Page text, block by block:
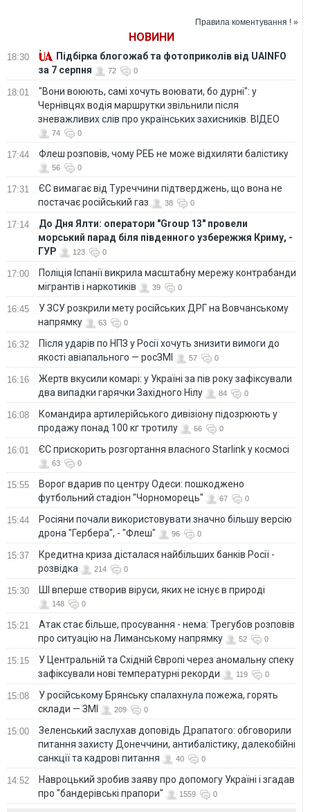
Правила коментування ! »
НОВИНИ
18:30
Підбірка блогожаб та фотоприколів від UAINFO
за 7 серпня
72 0
18:01
"Вони воюють, самі хочуть воювати, бо дурні": у
Чернівцях водія маршрутки звільнили після
зневажливих слів про українських захисників. ВІДЕО
74 0
17:44 Флеш розповів, чому РЕБ не може відхиляти балістику
56 0
17:31
ЄС вимагає від Туреччини підтверджень, що вона не
постачає російський газ
38 0
17:14
До Дня Ялти: оператори "Group 13" провели
морський парад біля південного узбережжя Криму, -
ГУР
123 0
17:00
Поліція Іспанії викрила масштабну мережу контрабанди
мігрантів і наркотиків
39 0
16:45
У ЗСУ розкрили мету російських ДРГ на Вовчанському
напрямку
63 0
16:32
Після ударів по НПЗ у Росії хочуть знизити вимоги до
якості авіапального — росЗМІ
57 0
16:16
Жертв вкусили комарі: у Україні за пів року зафіксували
два випадки гарячки Західного Нілу
84 0
16:08
Командира артилерійського дивізіону підозрюють у
продажу понад 100 кг тротилу
66 0
16:01 ЄС прискорить розгортання власного Starlink у космосі
63 0
15:55
Ворог вдарив по центру Одеси: пошкоджено
футбольний стадіон "Чорноморець"
67 0
15:44
Росіяни почали використовувати значно більшу версію
дрона "Гербера", - "Флеш"
96 0
15:37
Кредитна криза дісталася найбільших банків Росії -
розвідка
214 0
15:30 ШІ вперше створив віруси, яких не існує в природі
148 0
15:21
Атак стає більше, просування - нема: Трегубов розповів
про ситуацію на Лиманському напрямку
52 0
15:15
У Центральній та Східній Європі через аномальну спеку
зафіксували нові температурні рекорди
119 0
15:08
У російському Брянську спалахнула пожежа, горять
склади — ЗМІ
209 0
15:00
Зеленський заслухав доповідь Драпатого: обговорили
питання захисту Донеччини, антибалістику, далекобійні
санкції та кадрові питання
40 0
14:52
Навроцький зробив заяву про допомогу Україні і згадав
про "бандерівські прапори"
1559 0